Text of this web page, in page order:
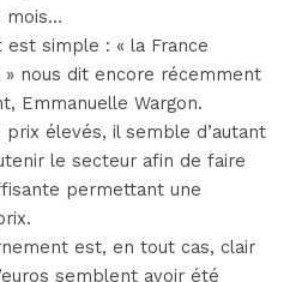
mois…
simple : « la France
nous dit encore récemment
Emmanuelle Wargon.
élevés, il semble d’autant
le secteur afin de faire
permettant une
est, en tout cas, clair
semblent avoir été